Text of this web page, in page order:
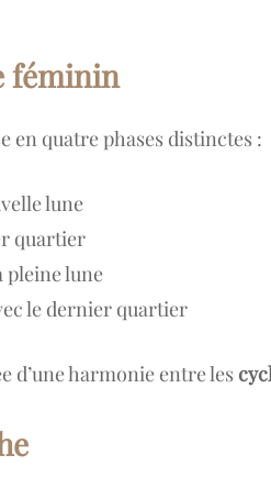
féminin
en quatre phases distinctes :
lune
quartier
pleine lune
le dernier quartier
d’une harmonie entre les